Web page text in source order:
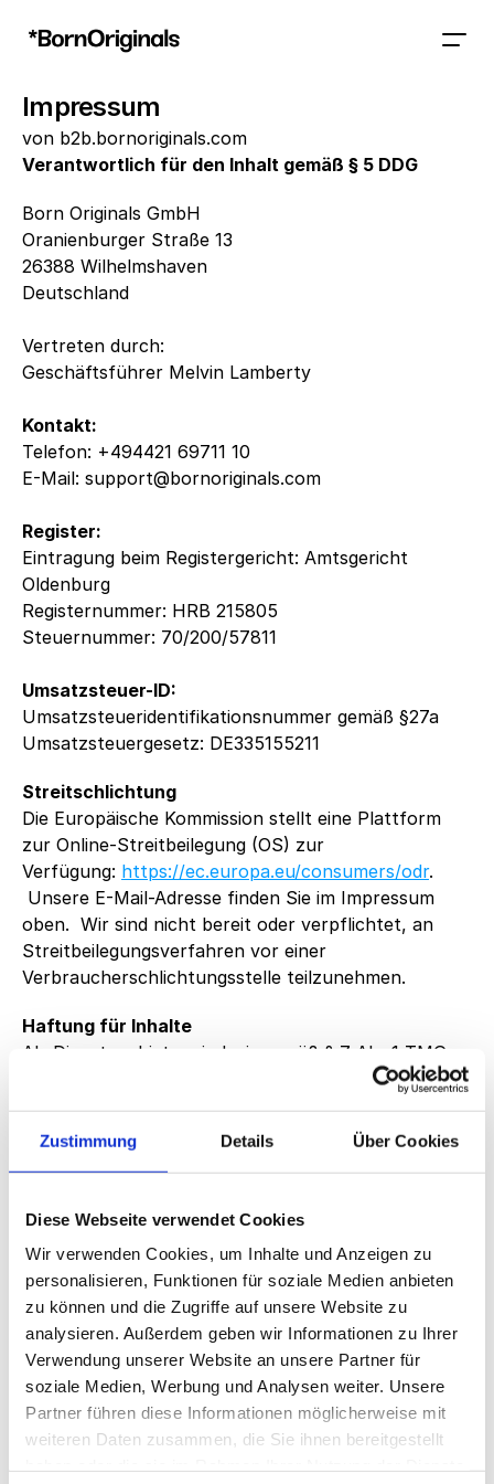
Zustimmung Details Über Cookies
Diese Webseite verwendet Cookies
Wir verwenden Cookies, um Inhalte und Anzeigen zu
personalisieren, Funktionen für soziale Medien anbieten
zu können und die Zugriffe auf unsere Website zu
analysieren. Außerdem geben wir Informationen zu Ihrer
Verwendung unserer Website an unsere Partner für
soziale Medien, Werbung und Analysen weiter. Unsere
Partner führen diese Informationen möglicherweise mit
weiteren Daten zusammen, die Sie ihnen bereitgestellt
Impressum
von b2b.bornoriginals.com
Verantwortlich für den Inhalt gemäß § 5 DDG
Born Originals GmbH
Oranienburger Straße 13
26388 Wilhelmshaven
Deutschland
Vertreten durch:
Geschäftsführer Melvin Lamberty
Kontakt:
Telefon: +494421 69711 10
E-Mail: support@bornoriginals.com
Register:
Eintragung beim Registergericht: Amtsgericht
Oldenburg
Registernummer: HRB 215805
Steuernummer: 70/200/57811
Umsatzsteuer-ID:
Umsatzsteueridentifikationsnummer gemäß §27a
Umsatzsteuergesetz: DE335155211
Streitschlichtung
Die Europäische Kommission stellt eine Plattform
zur Online-Streitbeilegung (OS) zur
Verfügung: https://ec.europa.eu/consumers/odr.
Unsere E-Mail-Adresse finden Sie im Impressum
oben.  Wir sind nicht bereit oder verpflichtet, an
Streitbeilegungsverfahren vor einer
Verbraucherschlichtungsstelle teilzunehmen.
Haftung für Inhalte
Als Diensteanbieter sind wir gemäß § 7 Abs.1 TMG
für eigene Inhalte auf diesen Seiten nach den
allgemeinen Gesetzen verantwortlich. Nach §§ 8 bis
10 TMG sind wir als Diensteanbieter jedoch nicht
Umständen zu forschen, die auf eine rechtswidrige
oder Sperrung der Nutzung von Informationen
nach den allgemeinen Gesetzen bleiben hiervon
unberührt. Eine diesbezügliche Haftung ist jedoch
erst ab dem Zeitpunkt der Kenntnis einer konkreten
Rechtsverletzung möglich. Bei Bekanntwerden von
entsprechenden Rechtsverletzungen werden wir
diese Inhalte umgehend entfernen.
Haftung für Links